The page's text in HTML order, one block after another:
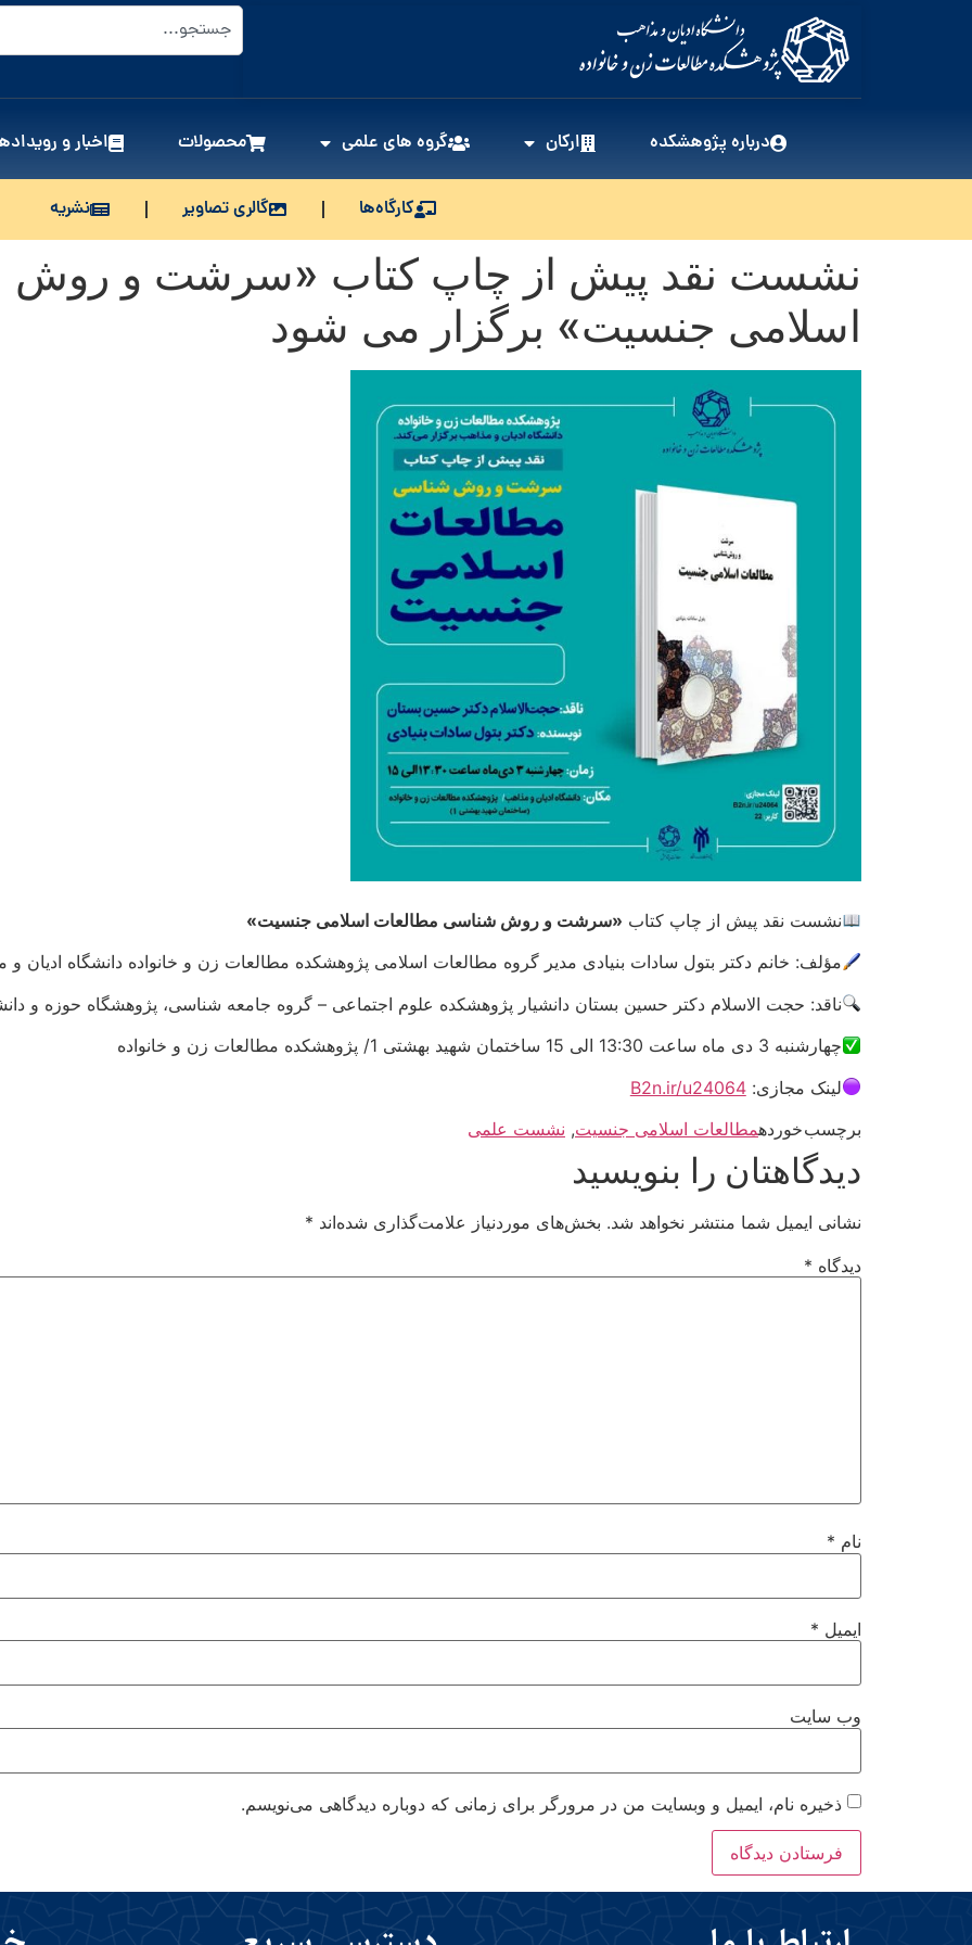
درباره پژوهشکده ارکان گروه های علمی محصولات اخبار و
کارگاه‌ها گالری تصاویر نشریه
نشست نقد پیش از چاپ کتاب «سرشت و روش
اسلامی جنسیت» برگزار می شود
نشست نقد پیش از چاپ کتاب «سرشت و روش شناسی مطالعات اسلامی جنسیت»
مؤلف: خانم دکتر بتول سادات بنیادی مدیر گروه مطالعات اسلامی پژوهشکده مطالعات زن و خانواده دانشگاه ادیان و
ناقد: حجت الاسلام دکتر حسین بستان دانشیار پژوهشکده علوم اجتماعی – گروه جامعه شناسی، پژوهشگاه حوزه و
چهارشنبه 3 دی ماه ساعت 13:30 الی 15 ساختمان شهید بهشتی 1/ پژوهشکده مطالعات زن و خانواده
لینک مجازی:B2n.ir/u24064
برچسب خوردهمطالعات اسلامی جنسیت, نشست علمی
دیدگاهتان را بنویسید
نشانی ایمیل شما منتشر نخواهد شد. بخش‌های موردنیاز علامت‌گذاری شده‌اند *
دیدگاه *
نام *
ایمیل *
وب‌ سایت
ذخیره نام، ایمیل و وبسایت من در مرورگر برای زمانی که دوباره دیدگاهی می‌نویسم.